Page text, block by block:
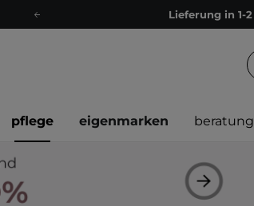
Empfehle uns weiter und
Kostenloser
Ökologie
Lieferung in 1-2
Empfehle uns weiter und
pflege eigenmarken beratung